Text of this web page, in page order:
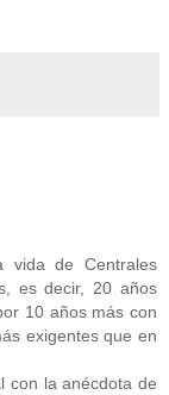
vida de Centrales
es decir, 20 años
10 años más con
exigentes que en
con la anécdota de